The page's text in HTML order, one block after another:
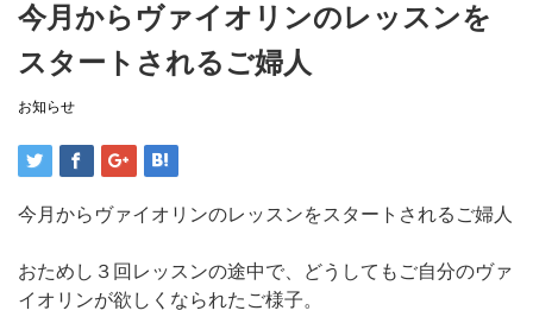
今月からヴァイオリンのレッスンを
スタートされるご婦人
お知らせ
今月からヴァイオリンのレッスンをスタートされるご婦人
おためし３回レッスンの途中で、どうしてもご自分のヴァ
イオリンが欲しくなられたご様子。